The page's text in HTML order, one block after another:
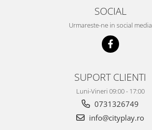
SOCIAL
Urmareste-ne in social media
SUPORT CLIENTI
Luni-Vineri 09:00 - 17:00
0731326749
info@cityplay.ro